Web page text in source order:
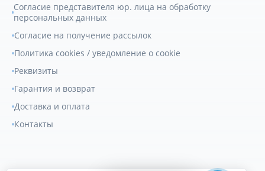
Согласие представителя юр. лица на обработку
персональных данных
Согласие на получение рассылок
Политика cookies / уведомление о cookie
Реквизиты
Гарантия и возврат
Доставка и оплата
Контакты